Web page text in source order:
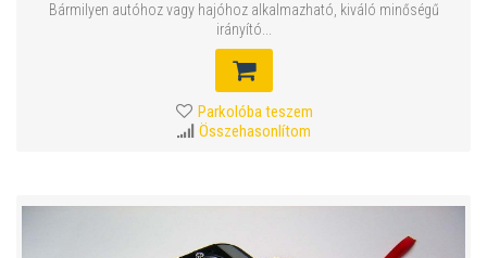
Bármilyen autóhoz vagy hajóhoz alkalmazható, kiváló minőségű
irányító...
Parkolóba teszem
Összehasonlítom